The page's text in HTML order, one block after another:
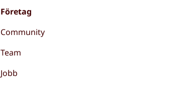
Företag
Community
Team
Jobb